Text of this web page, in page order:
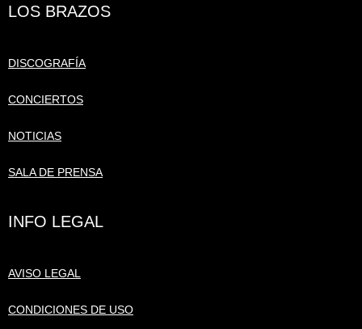
LOS BRAZOS
DISCOGRAFÍA
CONCIERTOS
NOTICIAS
SALA DE PRENSA
INFO LEGAL
AVISO LEGAL
CONDICIONES DE USO